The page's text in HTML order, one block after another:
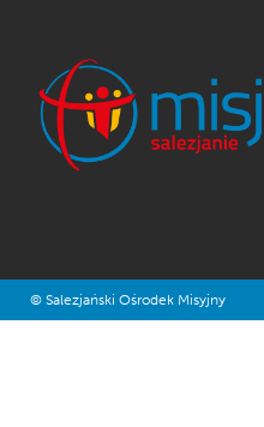
© Salezjański Ośrodek Misyjny